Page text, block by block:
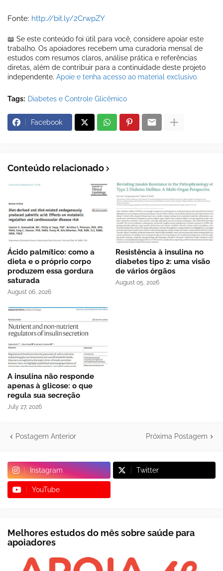
Fonte: http://bit.ly/2CrwpZY
📖 Se este conteúdo foi útil para você, considere apoiar este
trabalho. Os apoiadores recebem uma curadoria mensal de
estudos com resumos claros, análise prática e referências
diretas, além de contribuir para a continuidade deste projeto
independente. Apoie e tenha acesso ao material exclusivo.
Tags: Diabetes e Controle Glicêmico
Facebook
Conteúdo relacionado
Ácido palmítico: como a
dieta e o próprio corpo
produzem essa gordura
saturada
August 06, 2026
Resistência à insulina no
diabetes tipo 2: uma visão
de vários órgãos
August 05, 2026
A insulina não responde
apenas à glicose: o que
regula sua secreção
July 27, 2026
Postagem Anterior Próxima Postagem
Instagram Twitter
YouTube
Melhores estudos do mês sobre saúde para
apoiadores